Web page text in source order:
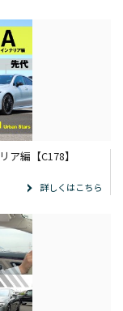
ア編【C178】
詳しくはこちら